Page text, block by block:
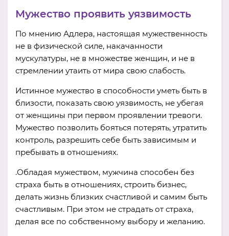
Мужество проявить уязвимость
По мнению Адлера, настоящая мужественность
не в физической силе, накачанности
мускулатуры, не в множестве женщин, и не в
стремлении утаить от мира свою слабость.
Истинное мужество в способности уметь быть в
близости, показать свою уязвимость, не убегая
от женщины при первом проявлении тревоги.
Мужество позволить бояться потерять, утратить
контроль, разрешить себе быть зависимым и
пребывать в отношениях.
.Обладая мужеством, мужчина способен без
страха быть в отношениях, строить бизнес,
делать жизнь близких счастливой и самим быть
счастливым. При этом не страдать от страха,
делая все по собственному выбору и желанию.